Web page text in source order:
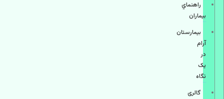
راهنماي
بیماران
بیمارستان
آرام
در
یک
نگاه
گالری